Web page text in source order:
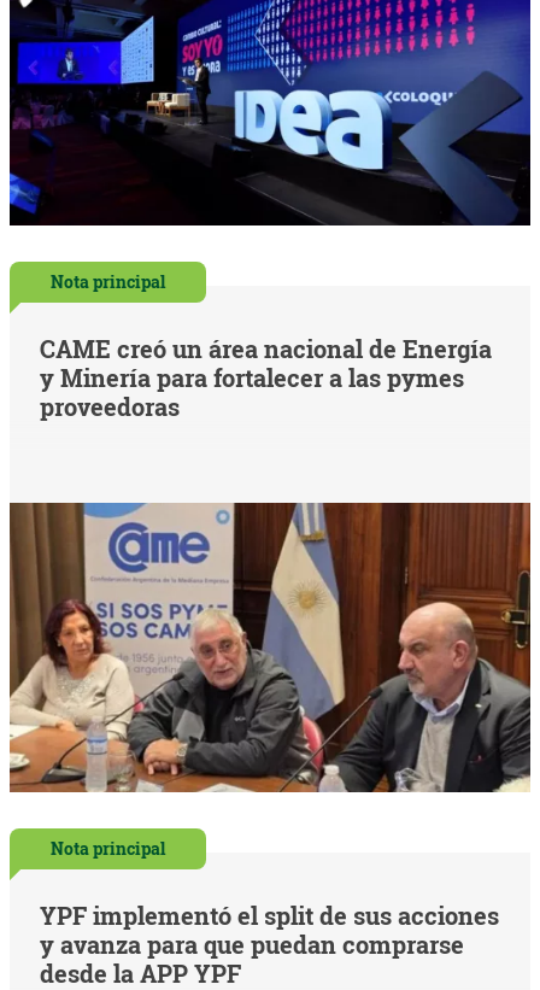
Nota principal
CAME creó un área nacional de Energía
y Minería para fortalecer a las pymes
proveedoras
Nota principal
YPF implementó el split de sus acciones
y avanza para que puedan comprarse
desde la APP YPF